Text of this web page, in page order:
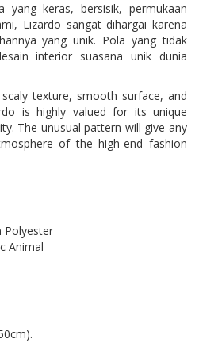
yang keras, bersisik, permukaan
Lizardo sangat dihargai karena
yang unik. Pola yang tidak
interior suasana unik dunia
texture, smooth surface, and
is highly valued for its unique
The unusual pattern will give any
of the high-end fashion
Polyester
Animal